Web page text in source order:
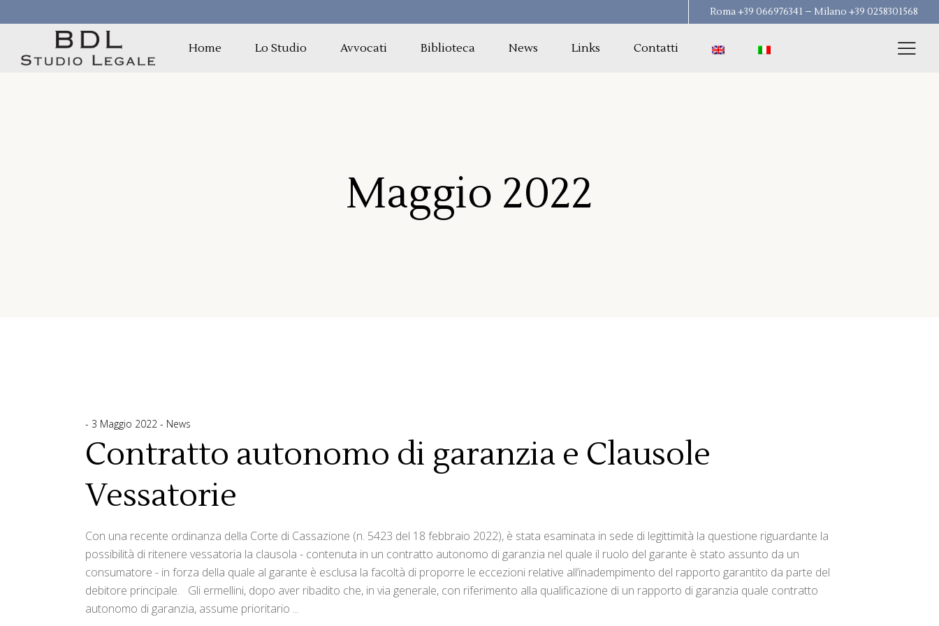
Roma +39 066976341 – Milano +39 0258301568
Home Lo Studio Avvocati Biblioteca News Links Contatti
Maggio 2022
3 Maggio 2022 News
Contratto autonomo di garanzia e Clausole
Vessatorie
Con una recente ordinanza della Corte di Cassazione (n. 5423 del 18 febbraio 2022), è stata esaminata in sede di legittimità la questione riguardante la
possibilità di ritenere vessatoria la clausola - contenuta in un contratto autonomo di garanzia nel quale il ruolo del garante è stato assunto da un
consumatore - in forza della quale al garante è esclusa la facoltà di proporre le eccezioni relative all’inadempimento del rapporto garantito da parte del
debitore principale. Gli ermellini, dopo aver ribadito che, in via generale, con riferimento alla qualificazione di un rapporto di garanzia quale contratto
autonomo di garanzia, assume prioritario